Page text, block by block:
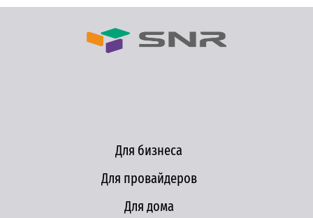
Для бизнеса
Для провайдеров
Для дома